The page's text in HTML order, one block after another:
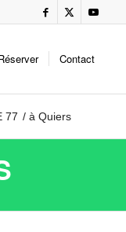
Contact
77 / à Quiers